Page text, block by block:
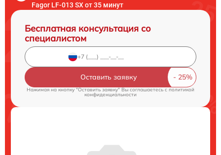
Fagor LF-013 SX от 35 минут
Бесплатная консультация со
специалистом
Оставить заявку
Нажимая на кнопку "Оставить заявку" Вы соглашаетесь cполитикой
конфиденциальности